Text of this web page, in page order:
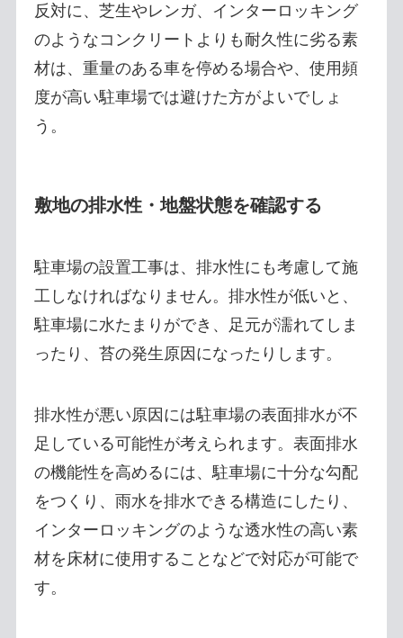
反対に、芝生やレンガ、インターロッキング
のようなコンクリートよりも耐久性に劣る素
材は、重量のある車を停める場合や、使用頻
度が高い駐車場では避けた方がよいでしょ
う。
敷地の排水性・地盤状態を確認する
駐車場の設置工事は、排水性にも考慮して施
工しなければなりません。排水性が低いと、
駐車場に水たまりができ、足元が濡れてしま
ったり、苔の発生原因になったりします。
排水性が悪い原因には駐車場の表面排水が不
足している可能性が考えられます。表面排水
の機能性を高めるには、駐車場に十分な勾配
をつくり、雨水を排水できる構造にしたり、
インターロッキングのような透水性の高い素
材を床材に使用することなどで対応が可能で
す。